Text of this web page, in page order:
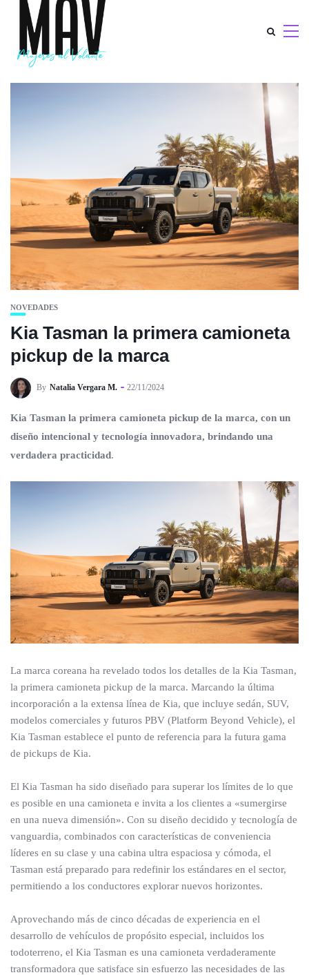
NOVEDADES
Kia Tasman la primera camioneta
pickup de la marca
By Natalia Vergara M. 22/11/2024
Kia Tasman la primera camioneta pickup de la marca, con un
diseño intencional y tecnología innovadora, brindando una
verdadera practicidad.
La marca coreana ha revelado todos los detalles de la Kia Tasman,
la primera camioneta pickup de la marca. Marcando la última
incorporación a la extensa línea de Kia, que incluye sedán, SUV,
modelos comerciales y futuros PBV (Platform Beyond Vehicle), el
Kia Tasman establece el punto de referencia para la futura gama
de pickups de Kia.
El Kia Tasman ha sido diseñado para superar los límites de lo que
es posible en una camioneta e invita a los clientes a «sumergirse
en una nueva dimensión». Con su diseño decidido y tecnología de
vanguardia, combinados con características de conveniencia
líderes en su clase y una cabina ultra espaciosa y cómoda, el
Tasman está preparado para redefinir los estándares en el sector,
permitiendo a los conductores explorar nuevos horizontes.
Aprovechando más de cinco décadas de experiencia en el
desarrollo de vehículos de propósito especial, incluidos los
todoterreno, el Kia Tasman es una camioneta verdaderamente
transformadora que satisface sin esfuerzo las necesidades de las